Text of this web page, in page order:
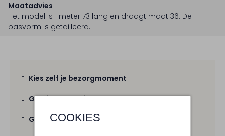
COOKIES
Maatadvies
Het model is 1 meter 73 lang en draagt maat 36. De
pasvorm is getailleerd.
Kies zelf je bezorgmoment
Gratis verzendingvanaf € 100,-
Gratis retourbinnen 30 dagen